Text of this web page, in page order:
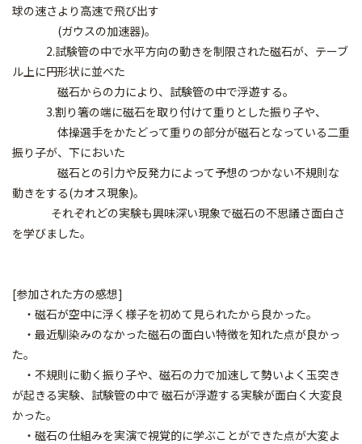
球の速さより高速で飛び出す
(ガウスの加速器)。
2.試験管の中で水平方向の動きを制限された磁石が、テーブ
ル上に円形状に並べた
磁石からの力により、試験管の中で浮遊する。
3.割り箸の端に磁石を取り付けて重りとした振り子や、
体操選手をかたどって重りの部分が磁石となっている二重
振り子が、下においた
磁石との引力や反発力によって予想のつかない不規則な
動きをする(カオス現象)。
それぞれどの実験も興味深い現象で磁石の不思議さ面白さ
を学びました。
[参加された方の感想]
・磁石が空中に浮く様子を初めて見られたから良かった。
・最近馴染みのなかった磁石の面白い特徴を知れた点が良かっ
た。
・不規則に動く振り子や、磁石の力で加速して勢いよく玉突き
が起きる実験、試験管の中で 磁石が浮遊する実験が面白く大変良
かった。
・磁石の仕組みを実演で視覚的に学ぶことができた点が大変よ